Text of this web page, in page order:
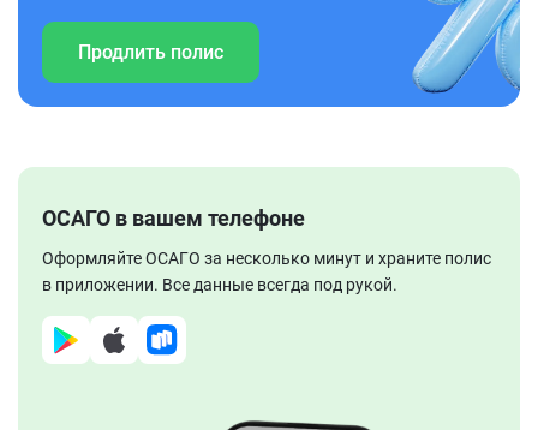
Продлить полис
ОСАГО в вашем телефоне
Оформляйте ОСАГО за несколько минут и храните полис
в приложении. Все данные всегда под рукой.